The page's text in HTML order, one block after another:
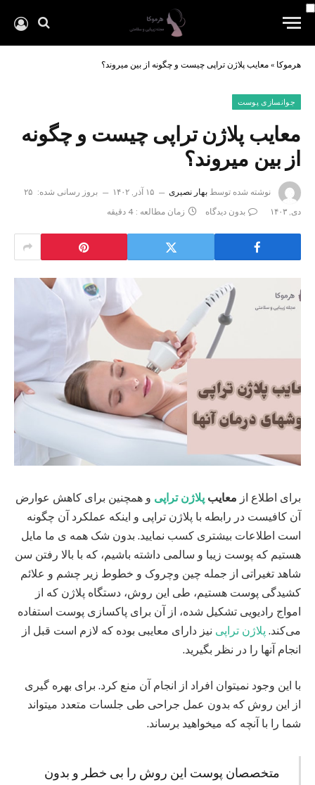
هرموکا » معایب پلاژن تراپی چیست و چگونه از بین میروند؟
جوانسازی پوست
معایب پلاژن تراپی چیست و چگونه
از بین میروند؟
نوشته شده توسط بهار نصیری ۱۵ آذر, ۱۴۰۲ بروز رسانی شده: ۲۵
دی, ۱۴۰۳
بدون دیدگاه زمان مطالعه : 4 دقیقه
برای اطلاع از معایب پلاژن تراپی و همچنین برای کاهش عوارض
آن کافیست در رابطه با پلاژن تراپی و اینکه عملکرد آن چگونه
است اطلاعات بیشتری کسب نمایید. بدون شک همه ی ما مایل
هستیم که پوست زیبا و سالمی داشته باشیم، که با بالا رفتن سن
شاهد تغیراتی از جمله چین وچروک و خطوط زیر چشم و علائم
کشیدگی پوست هستیم، طی این روش، دستگاه پلاژن که از
امواج رادیویی تشکیل شده، از آن برای پاکسازی پوست استفاده
می‌کند. پلاژن تراپی نیز دارای معایبی بوده که لازم است قبل از
انجام آنها را در نظر بگیرید.
با این وجود نمیتوان افراد از انجام آن منع کرد. برای بهره گیری
از این روش که بدون عمل جراحی طی جلسات متعدد میتواند
شما را با آنچه که میخواهید برساند.
متخصصان پوست این روش را بی خطر و بدون